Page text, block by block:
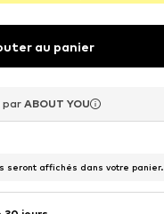
au panier
par ABOUT YOU
par ABOUT YOU
par ABOUT YOU
seront affichés dans votre panier.